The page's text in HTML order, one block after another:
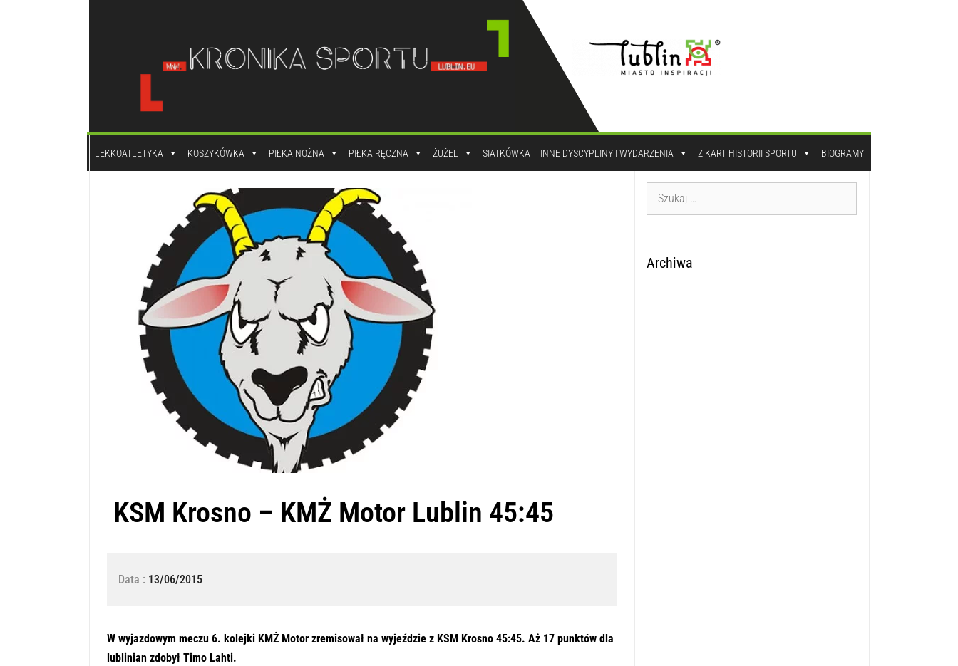
LEKKOATLETYKA KOSZYKÓWKA PIŁKA NOŻNA PIŁKA RĘCZNA ŻUŻEL SIATKÓWKA INNE DYSCYPLINY I WYDARZENIA Z KART HISTORII SPORTU BIOGRAMY
KSM Krosno – KMŻ Motor Lublin 45:45
Data : 13/06/2015
W wyjazdowym meczu 6. kolejki KMŻ Motor zremisował na wyjeździe z KSM Krosno 45:45. Aż 17 punktów dla
lublinian zdobył Timo Lahti.
Archiwa